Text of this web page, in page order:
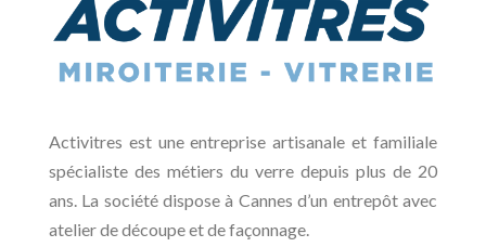
Activitres est une entreprise artisanale et familiale
spécialiste des métiers du verre depuis plus de 20
ans. La société dispose à Cannes d’un entrepôt avec
atelier de découpe et de façonnage.